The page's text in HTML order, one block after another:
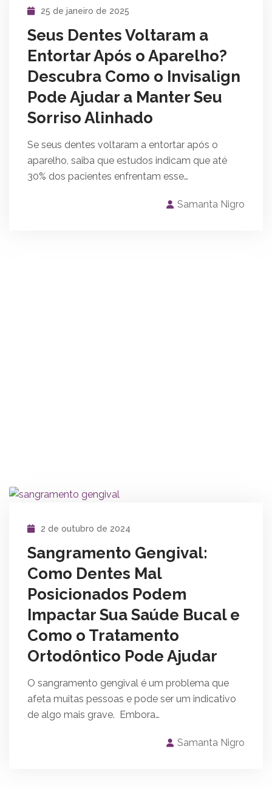
25 de janeiro de 2025
Seus Dentes Voltaram a
Entortar Após o Aparelho?
Descubra Como o Invisalign
Pode Ajudar a Manter Seu
Sorriso Alinhado
Se seus dentes voltaram a entortar após o
aparelho, saiba que estudos indicam que até
30% dos pacientes enfrentam esse…
Samanta Nigro
2 de outubro de 2024
Sangramento Gengival:
Como Dentes Mal
Posicionados Podem
Impactar Sua Saúde Bucal e
Como o Tratamento
Ortodôntico Pode Ajudar
O sangramento gengival é um problema que
afeta muitas pessoas e pode ser um indicativo
de algo mais grave. Embora…
Samanta Nigro